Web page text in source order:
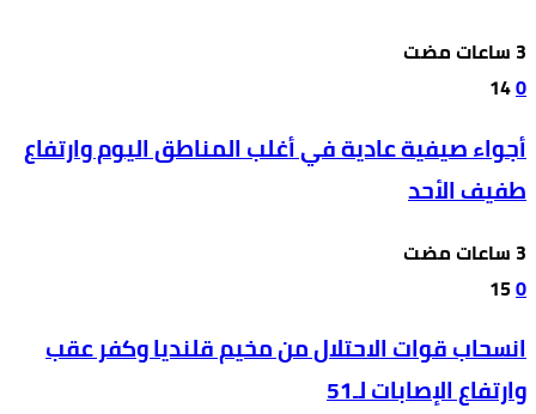
0
14
أجواء صيفية عادية في أغلب المناطق اليوم وارتفاع
طفيف الأحد
0
15
انسحاب قوات الاحتلال من مخيم قلنديا وكفر عقب
وارتفاع الإصابات لـ51